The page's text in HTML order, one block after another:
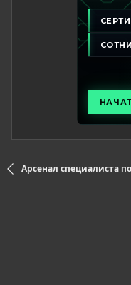
Арсенал специалиста